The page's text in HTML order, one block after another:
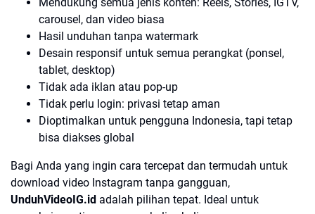
carousel, dan video biasa
Hasil unduhan tanpa watermark
Desain responsif untuk semua perangkat (ponsel,
tablet, desktop)
Tidak ada iklan atau pop-up
Tidak perlu login: privasi tetap aman
Dioptimalkan untuk pengguna Indonesia, tapi tetap
bisa diakses global
Bagi Anda yang ingin cara tercepat dan termudah untuk
download video Instagram tanpa gangguan,
UnduhVideoIG.id adalah pilihan tepat. Ideal untuk